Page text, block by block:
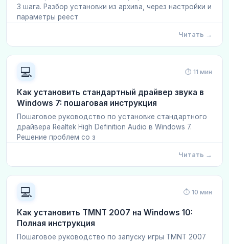
3 шага. Разбор установки из архива, через настройки и
параметры реест
Читать →
💻 ⏱ 11 мин
Как установить стандартный драйвер звука в
Windows 7: пошаговая инструкция
Пошаговое руководство по установке стандартного
драйвера Realtek High Definition Audio в Windows 7.
Решение проблем со з
Читать →
💻 ⏱ 10 мин
Как установить TMNT 2007 на Windows 10:
Полная инструкция
Пошаговое руководство по запуску игры TMNT 2007